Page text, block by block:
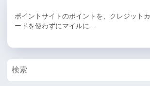
ポイントサイトのポイントを、クレジットカ
ードを使わずにマイルに…